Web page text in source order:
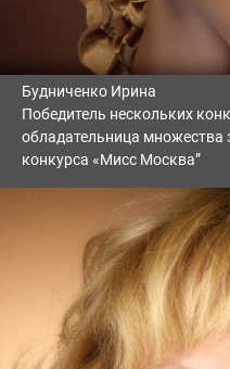
Будниченко Ирина
Победитель нескольких
обладательница
конкурса «Мисс Москва”